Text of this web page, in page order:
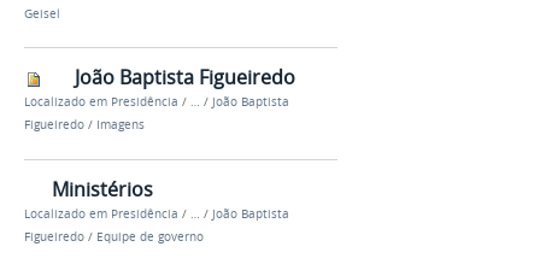
Geisel
João Baptista Figueiredo
Localizado em Presidência / … / João Baptista
Figueiredo / Imagens
Ministérios
Localizado em Presidência / … / João Baptista
Figueiredo / Equipe de governo